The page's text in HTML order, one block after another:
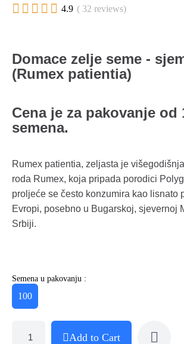
     4.9 ( 32 reviews)
Domace zelje seme -
(Rumex patientia)
Cena je za pakovanje od
semena.
Rumex patientia, zeljasta je
roda Rumex, koja pripada porodici
proljeće se često konzumira kao lisnato
Evropi, posebno u Bugarskoj, sjevernoj
Srbiji.
Semena u pakovanju :
100
Add to Cart